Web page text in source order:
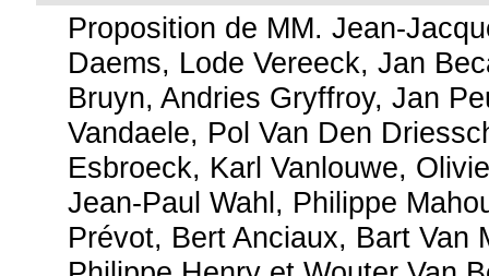
Proposition de MM. Jean-
Daems, Lode Vereeck, Jan
Bruyn, Andries Gryffroy, Jan
Vandaele, Pol Van Den
Esbroeck, Karl Vanlouwe,
Jean-Paul Wahl, Philippe
Prévot, Bert Anciaux, Bart Van